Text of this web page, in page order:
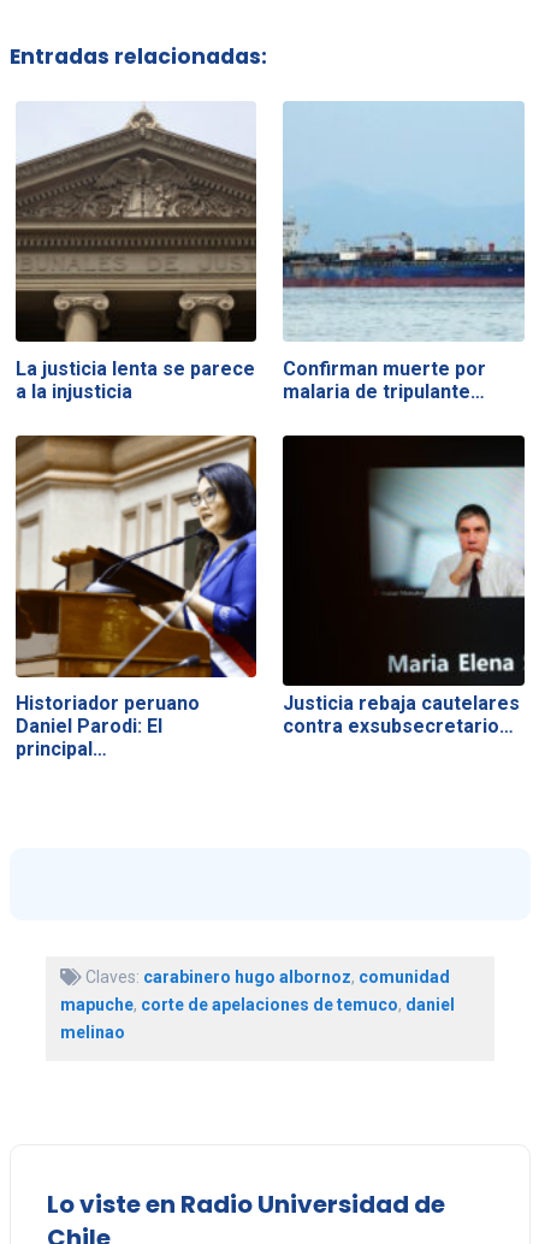
Entradas relacionadas:
La justicia lenta se parece
a la injusticia
Confirman muerte por
malaria de tripulante…
Historiador peruano
Daniel Parodi: El
principal…
Justicia rebaja cautelares
contra exsubsecretario…
Claves: carabinero hugo albornoz, comunidad
mapuche, corte de apelaciones de temuco, daniel
melinao
Lo viste en Radio Universidad de